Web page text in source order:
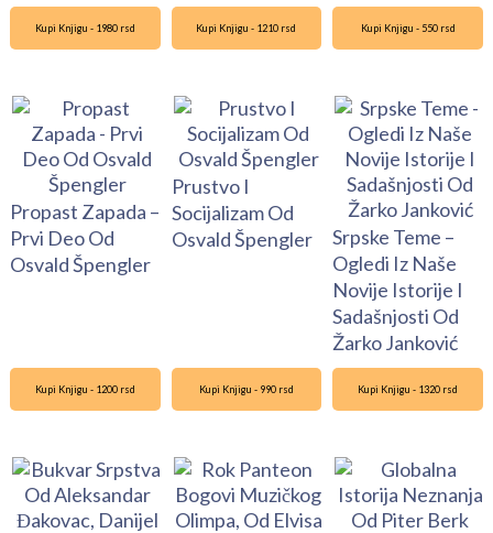
Kupi Knjigu - 1980 rsd
Propast Zapada –
Prvi Deo Od
Osvald Špengler
Kupi Knjigu - 1210 rsd
Prustvo I
Socijalizam Od
Osvald Špengler
Kupi Knjigu - 550 rsd
Srpske Teme –
Ogledi Iz Naše
Novije Istorije I
Sadašnjosti Od
Žarko Janković
Kupi Knjigu - 1200 rsd Kupi Knjigu - 990 rsd Kupi Knjigu - 1320 rsd